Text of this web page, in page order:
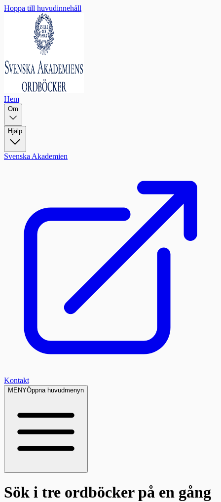
Hoppa till huvudinnehåll
Hem
Om
Hjälp
Svenska Akademien
Kontakt
MENYÖppna huvudmenyn
Sök i tre ordböckerpå en gång